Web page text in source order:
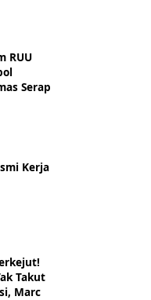
RUU
Serap
Kerja
Takut
Marc